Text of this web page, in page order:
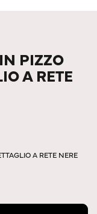
PIZZO
A RETE
A RETE NERE